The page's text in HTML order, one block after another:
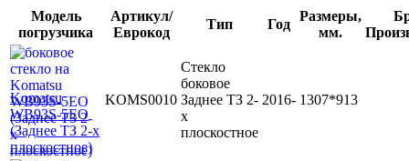
Модель
погрузчика
Артикул/
Еврокод
Тип Год
Размеры,
мм.
Komatsu
WB93S-5EO
(Заднее ТЗ 2-х
плоскостное)
KOMS0010
Стекло
боковое
Заднее ТЗ 2-
х
плоскостное
2016- 1307*913